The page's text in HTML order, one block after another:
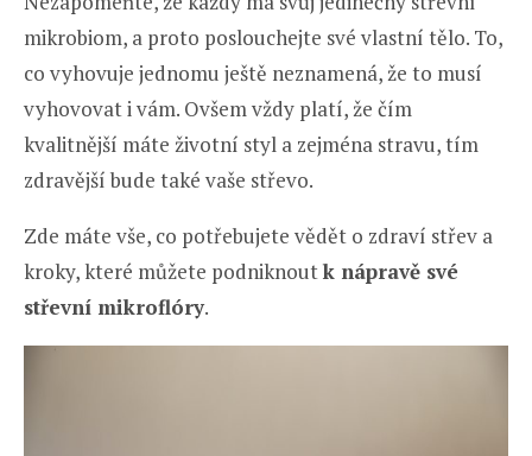
mikrobiom, a proto poslouchejte své vlastní tělo. To,
co vyhovuje jednomu ještě neznamená, že to musí
vyhovovat i vám. Ovšem vždy platí, že čím
kvalitnější máte životní styl a zejména stravu, tím
zdravější bude také vaše střevo.
Zde máte vše, co potřebujete vědět o zdraví střev a
kroky, které můžete podniknoutk nápravě své
střevní mikroflóry.